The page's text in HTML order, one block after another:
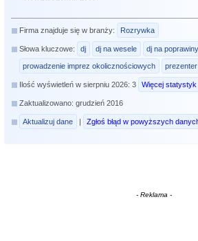
Firma znajduje się w branży: Rozrywka
Słowa kluczowe: dj dj na wesele dj na poprawiny
prowadzenie imprez okolicznościowych
Ilość wyświetleń w sierpniu 2026: 3 Więcej statystyk
Zaktualizowano: grudzień 2016
Aktualizuj dane | Zgłoś błąd w powyższych
- Reklama -